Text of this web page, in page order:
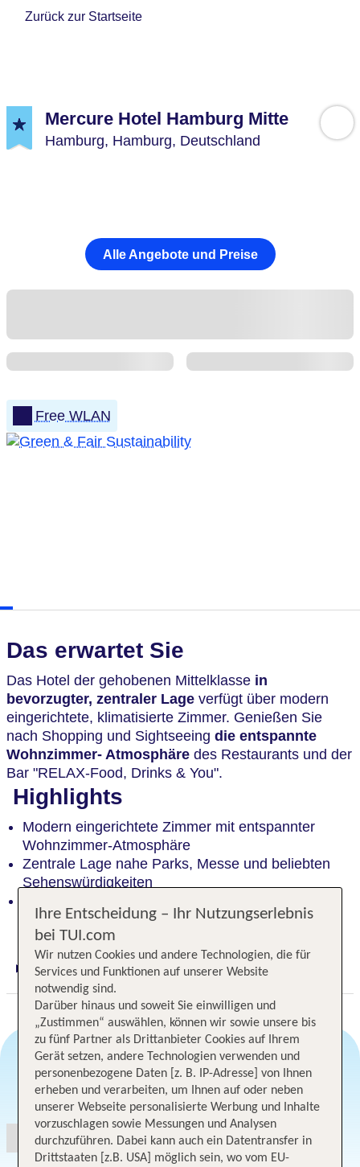
Zurück zur Startseite
Mercure Hotel Hamburg Mitte
Hamburg, Hamburg, Deutschland
Alle Angebote und Preise
Free WLAN
Das erwartet Sie
Das Hotel der gehobenen Mittelklasse in
bevorzugter, zentraler Lage verfügt über modern
eingerichtete, klimatisierte Zimmer. Genießen Sie
nach Shopping und Sightseeing die entspannte
Wohnzimmer- Atmosphäre des Restaurants und der
Bar "RELAX-Food, Drinks & You".
Highlights
Modern eingerichtete Zimmer mit entspannter
Wohnzimmer-Atmosphäre
Zentrale Lage nahe Parks, Messe und beliebten
Sehenswürdigkeiten
Stationen
Digitaler und telefonischer 24/7 TUI Service
Angebotsauswahl
Ihre Entscheidung – Ihr Nutzungserlebnis
bei TUI.com
Wir nutzen Cookies und andere Technologien, die für
Services und Funktionen auf unserer Website
notwendig sind.
Darüber hinaus und soweit Sie einwilligen und
„Zustimmen“ auswählen, können wir sowie unsere bis
zu fünf Partner als Drittanbieter Cookies auf Ihrem
Gerät setzen, andere Technologien verwenden und
personenbezogene Daten [z. B. IP-Adresse] von Ihnen
erheben und verarbeiten, um Ihnen auf oder neben
unserer Webseite personalisierte Werbung und Inhalte
vorzuschlagen sowie Messungen und Analysen
durchzuführen. Dabei kann auch ein Datentransfer in
Drittstaaten [z.B. USA] möglich sein, wo vom EU-